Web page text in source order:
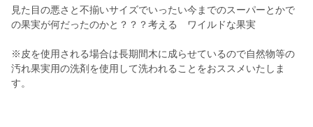
見た目の悪さと不揃いサイズでいったい今までのスーパーとかで
の果実が何だったのかと？？？考える ワイルドな果実
※皮を使用される場合は長期間木に成らせているので自然物等の
汚れ果実用の洗剤を使用して洗われることをおススメいたしま
す。